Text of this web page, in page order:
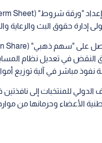
في تعديل نظام
نفوذ مباشر في آلية توزيع
للمنتخبات إلى
الأعضاء وحرمانها من